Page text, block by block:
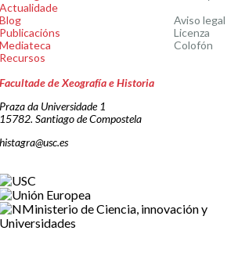
Actualidade
Blog
Publicacións
Mediateca
Recursos
Aviso legal
Licenza
Colofón
Facultade de Xeografía e Historia
Praza da Universidade 1
15782. Santiago de Compostela
histagra@usc.es